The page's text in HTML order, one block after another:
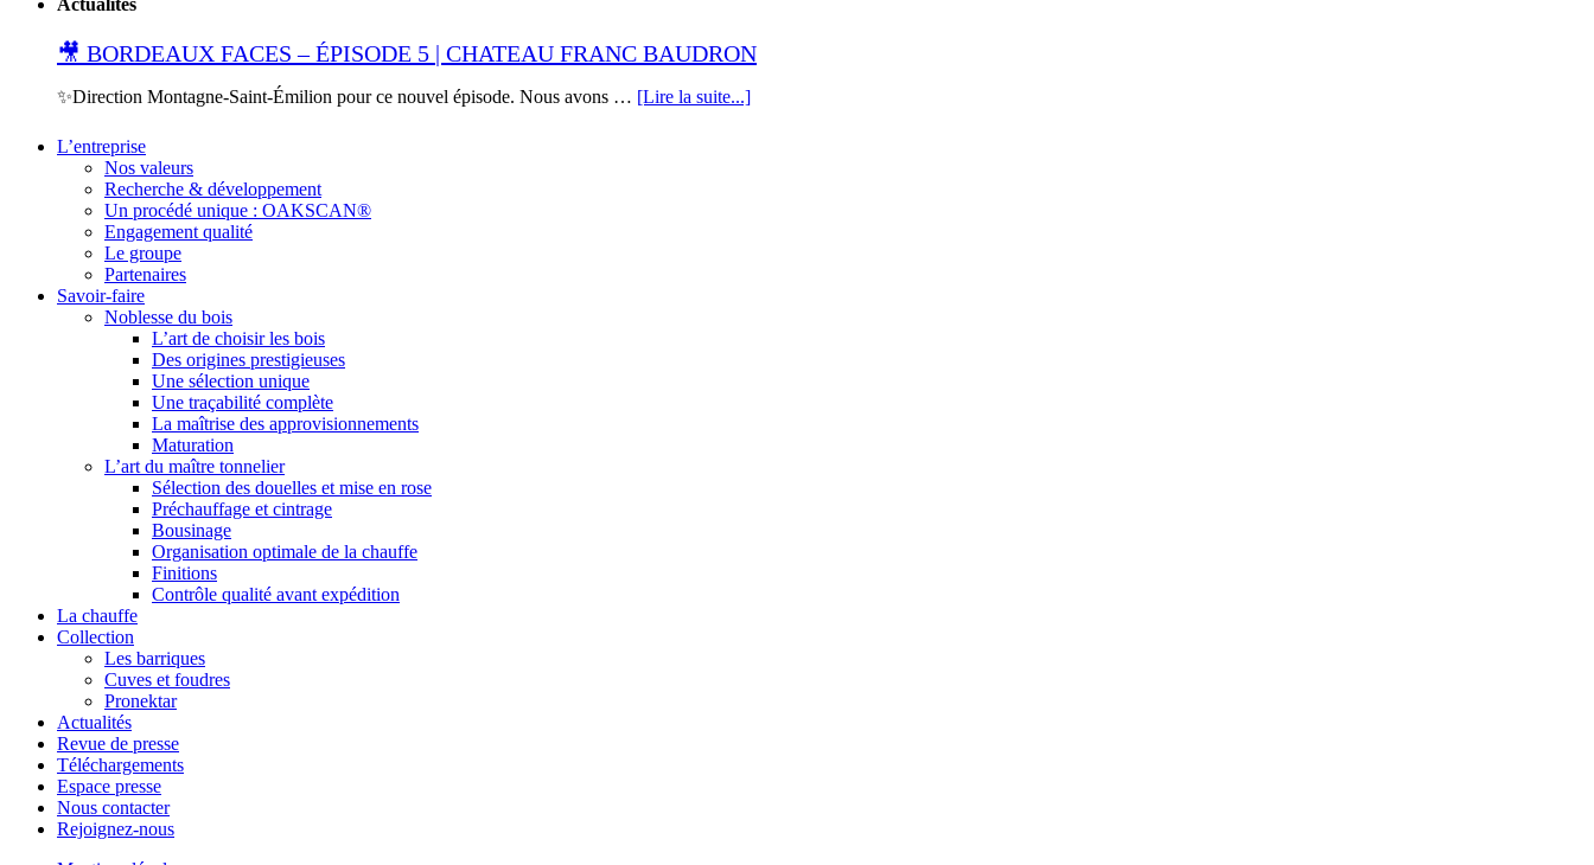
🎥 BORDEAUX FACES – ÉPISODE 5 | CHATEAU FRANC BAUDRON
✨Direction Montagne-Saint-Émilion pour ce nouvel épisode. Nous avons … [Lire la suite...]
L’entreprise
Nos valeurs
Recherche & développement
Un procédé unique : OAKSCAN®
Engagement qualité
Le groupe
Partenaires
Savoir-faire
Noblesse du bois
L’art de choisir les bois
Des origines prestigieuses
Une sélection unique
Une traçabilité complète
La maîtrise des approvisionnements
Maturation
L’art du maître tonnelier
Sélection des douelles et mise en rose
Préchauffage et cintrage
Bousinage
Organisation optimale de la chauffe
Finitions
Contrôle qualité avant expédition
La chauffe
Collection
Les barriques
Cuves et foudres
Pronektar
Actualités
Revue de presse
Téléchargements
Espace presse
Nous contacter
Rejoignez-nous